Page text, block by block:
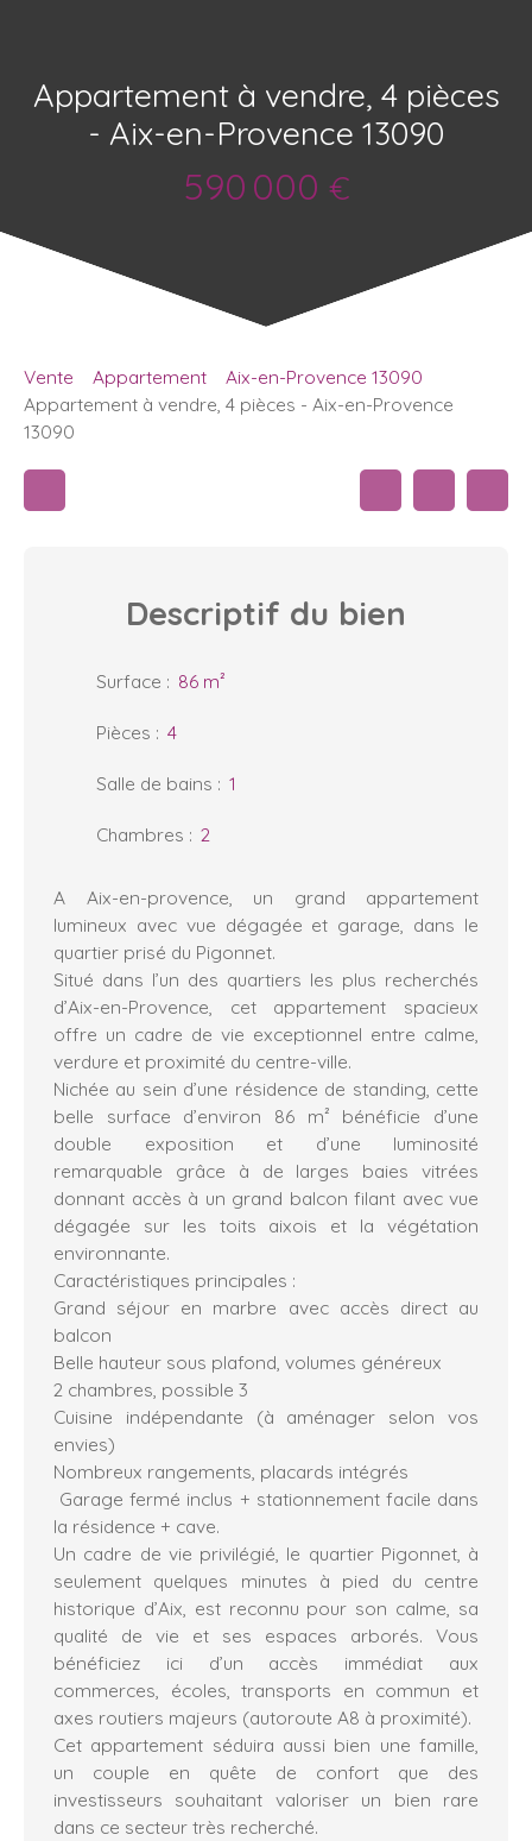
Appartement à vendre, 4 pièces
- Aix-en-Provence 13090
590 000 €
Vente Appartement
Aix-en-Provence 13090
Appartement à vendre, 4 pièces - Aix-en-Provence
13090
Descriptif du bien
Surface : 86 m²
Pièces : 4
Salle de bains : 1
Chambres : 2
A Aix-en-provence, un grand appartement
lumineux avec vue dégagée et garage, dans le
quartier prisé du Pigonnet.
Situé dans l’un des quartiers les plus recherchés
d’Aix-en-Provence, cet appartement spacieux
offre un cadre de vie exceptionnel entre calme,
verdure et proximité du centre-ville.
Nichée au sein d’une résidence de standing, cette
belle surface d’environ 86 m² bénéficie d’une
double exposition et d’une luminosité
remarquable grâce à de larges baies vitrées
donnant accès à un grand balcon filant avec vue
dégagée sur les toits aixois et la végétation
environnante.
Caractéristiques principales :
Grand séjour en marbre avec accès direct au
balcon
Belle hauteur sous plafond, volumes généreux
2 chambres, possible 3
Cuisine indépendante (à aménager selon vos
envies)
Nombreux rangements, placards intégrés
Garage fermé inclus + stationnement facile dans
la résidence + cave.
Un cadre de vie privilégié, le quartier Pigonnet, à
seulement quelques minutes à pied du centre
historique d’Aix, est reconnu pour son calme, sa
qualité de vie et ses espaces arborés. Vous
bénéficiez ici d’un accès immédiat aux
commerces, écoles, transports en commun et
axes routiers majeurs (autoroute A8 à proximité).
Cet appartement séduira aussi bien une famille,
un couple en quête de confort que des
investisseurs souhaitant valoriser un bien rare
dans ce secteur très recherché.